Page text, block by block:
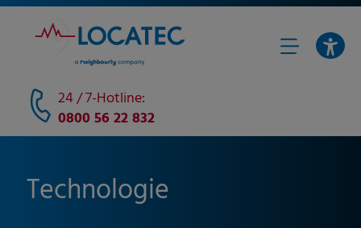
24 / 7-Hotline:
0800 56 22 832
Technologie